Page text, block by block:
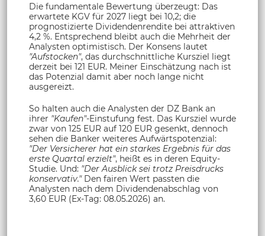
Die fundamentale Bewertung überzeugt: Das
erwartete KGV für 2027 liegt bei 10,2; die
prognostizierte Dividendenrendite bei attraktiven
4,2 %. Entsprechend bleibt auch die Mehrheit der
Analysten optimistisch. Der Konsens lautet
"Aufstocken", das durchschnittliche Kursziel liegt
derzeit bei 121 EUR. Meiner Einschätzung nach ist
das Potenzial damit aber noch lange nicht
ausgereizt.
So halten auch die Analysten der DZ Bank an
ihrer "Kaufen"-Einstufung fest. Das Kursziel wurde
zwar von 125 EUR auf 120 EUR gesenkt, dennoch
sehen die Banker weiteres Aufwärtspotenzial:
"Der Versicherer hat ein starkes Ergebnis für das
erste Quartal erzielt", heißt es in deren Equity-
Studie. Und: "Der Ausblick sei trotz Preisdrucks
konservativ."Den fairen Wert passten die
Analysten nach dem Dividendenabschlag von
3,60 EUR (Ex-Tag: 08.05.2026) an.